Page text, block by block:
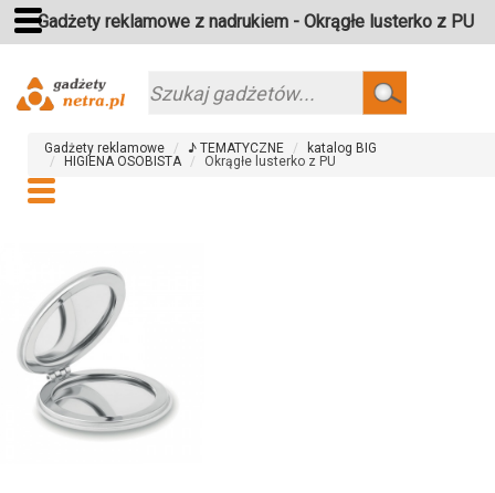
Gadżety reklamowe z nadrukiem - Okrągłe lusterko z PU
Szukaj
Gadżety reklamowe ♪ TEMATYCZNE
katalog BIG
HIGIENA OSOBISTA
Okrągłe lusterko z PU